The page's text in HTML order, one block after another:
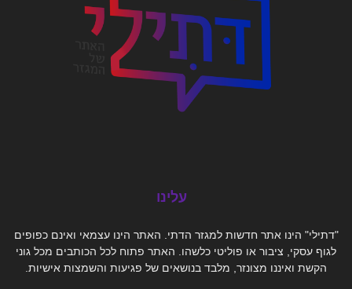
עלינו
"דתילי" הינו אתר חדשות למגזר הדתי. האתר הינו עצמאי ואינם כפופים
לגוף עסקי, ציבור או פוליטי כלשהו. האתר פתוח לכל הכותבים מכל גוני
הקשת ואיננו מצונזר, מלבד בנושאים של פגיעות והשמצות אישיות.